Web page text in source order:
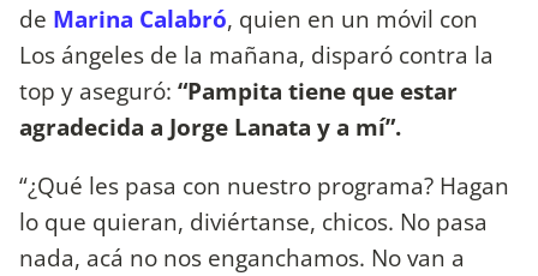
de Marina Calabró, quien en un móvil con
Los ángeles de la mañana, disparó contra la
top y aseguró: “Pampita tiene que estar
agradecida a Jorge Lanata y a mí”.
“¿Qué les pasa con nuestro programa? Hagan
lo que quieran, diviértanse, chicos. No pasa
nada, acá no nos enganchamos. No van a